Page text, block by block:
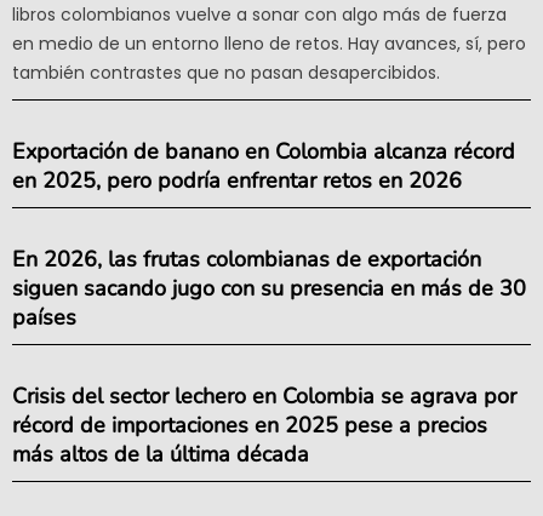
libros colombianos vuelve a sonar con algo más de fuerza
en medio de un entorno lleno de retos. Hay avances, sí, pero
también contrastes que no pasan desapercibidos.
Exportación de banano en Colombia alcanza récord
en 2025, pero podría enfrentar retos en 2026
En 2026, las frutas colombianas de exportación
siguen sacando jugo con su presencia en más de 30
países
Crisis del sector lechero en Colombia se agrava por
récord de importaciones en 2025 pese a precios
más altos de la última década